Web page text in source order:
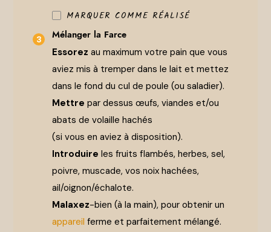
MARQUER COMME RÉALISÉ
Mélanger la Farce
Essorez au maximum votre pain que vous
aviez mis à tremper dans le lait et mettez
dans le fond du cul de poule (ou saladier).
Mettre par dessus œufs, viandes et/ou
abats de volaille hachés
(si vous en aviez à disposition).
Introduire les fruits flambés, herbes, sel,
poivre, muscade, vos noix hachées,
ail/oignon/échalote.
Malaxez-bien (à la main), pour obtenir un
appareil ferme et parfaitement mélangé.